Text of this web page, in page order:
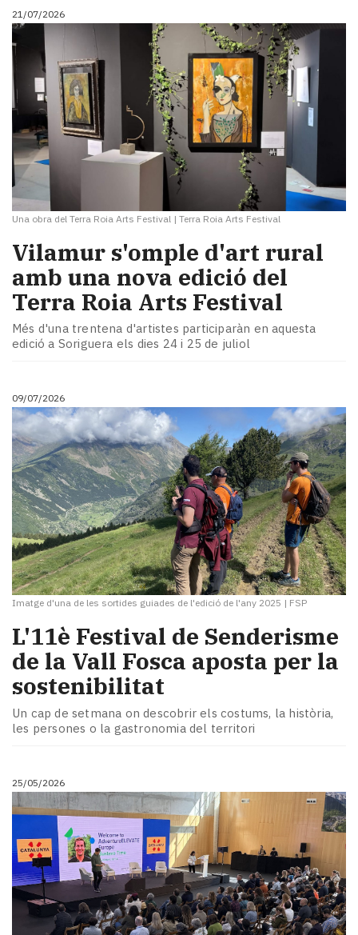
21/07/2026
Una obra del Terra Roia Arts Festival | Terra Roia Arts Festival
Vilamur s'omple d'art rural
amb una nova edició del
Terra Roia Arts Festival
Més d'una trentena d'artistes participaràn en aquesta
edició a Soriguera els dies 24 i 25 de juliol
09/07/2026
Imatge d'una de les sortides guiades de l'edició de l'any 2025 | FSP
L'11è Festival de Senderisme
de la Vall Fosca aposta per la
sostenibilitat
Un cap de setmana on descobrir els costums, la història,
les persones o la gastronomia del territori
25/05/2026